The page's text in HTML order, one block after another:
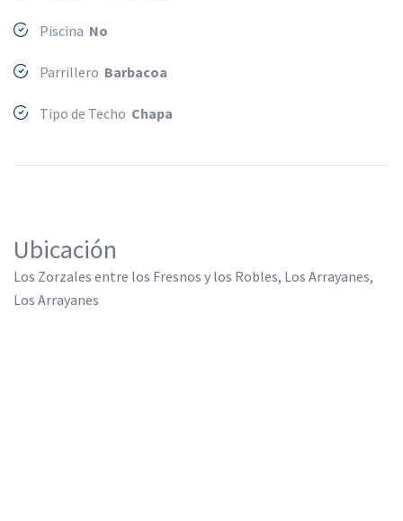
Piscina No
Parrillero Barbacoa
Tipo de Techo Chapa
Ubicación
Los Zorzales entre los Fresnos y los Robles, Los Arrayanes,
Los Arrayanes